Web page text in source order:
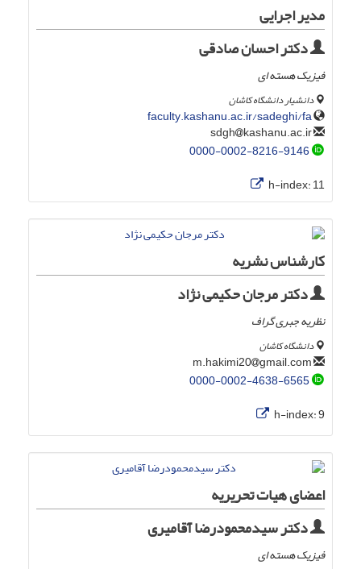
مدیر اجرایی
دکتر احسان صادقی
فیزیک هسته ای
دانشیار دانشگاه کاشان
faculty.kashanu.ac.ir/sadeghi/fa
kashanu.ac.ir
0000-0002-8216-9146
h-index:11
کارشناس نشریه
دکتر مرجان حکیمی نژاد
نظریه جبری گراف
دانشگاه کاشان
gmail.com
0000-0002-4638-6565
h-index:9
اعضای هیات تحریریه
دکتر سیدمحمودرضا آقامیری
فیزیک هسته ای